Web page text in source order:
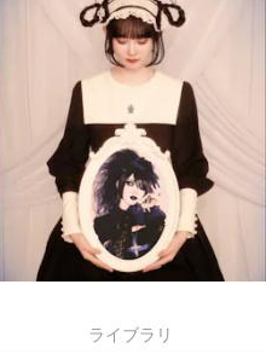
ライブラリ